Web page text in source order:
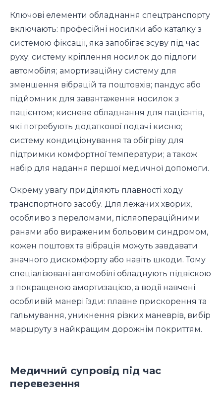
Ключові елементи обладнання спецтранспорту
включають: професійні носилки або каталку з
системою фіксації, яка запобігає зсуву під час
руху; систему кріплення носилок до підлоги
автомобіля; амортизаційну систему для
зменшення вібрацій та поштовхів; пандус або
підйомник для завантаження носилок з
пацієнтом; кисневе обладнання для пацієнтів,
які потребують додаткової подачі кисню;
систему кондиціонування та обігріву для
підтримки комфортної температури; а також
набір для надання першої медичної допомоги.
Окрему увагу приділяють плавності ходу
транспортного засобу. Для лежачих хворих,
особливо з переломами, післяопераційними
ранами або вираженим больовим синдромом,
кожен поштовх та вібрація можуть завдавати
значного дискомфорту або навіть шкоди. Тому
спеціалізовані автомобілі обладнують підвіскою
з покращеною амортизацією, а водії навчені
особливій манері їзди: плавне прискорення та
гальмування, уникнення різких маневрів, вибір
маршруту з найкращим дорожнім покриттям.
Медичний супровід під час
перевезення